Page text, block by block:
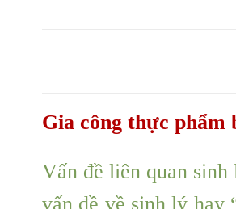
Gia công thực phẩm
Vấn đề liên quan
vấn đề về sinh lý hay